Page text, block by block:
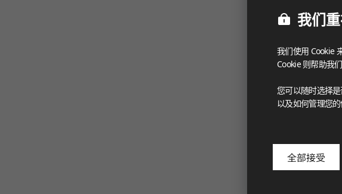
我们
我们使用 Cookie
Cookie 则帮助我
您可以随时选择
以及如何管理您
全部接受